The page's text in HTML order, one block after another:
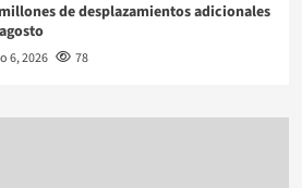
de desplazamientos adicionales
6, 2026 78